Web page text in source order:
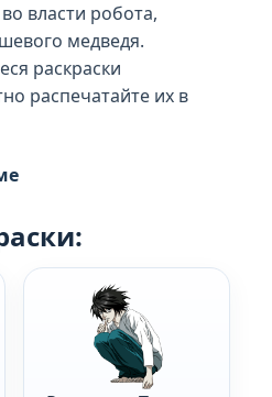
власти робота,
медведя.
раскраски
распечатайте их в